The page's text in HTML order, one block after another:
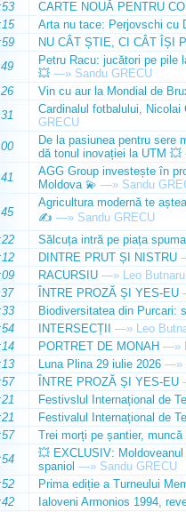
CARTE NOUĂ PENTRU
Arta nu tace: Perjovschi cu
NU CÂT ȘTIE, CI CÂT ÎȘI
Petru Racu: jucători pe pile
💥 —» Sandu GRECU
Vin cu aur la Mondial de
Cardinalul fotbalului,
GRECU
De la pasiunea pentru sere
dă tonul inovației la UTM 💥
AGG Group investește în
Moldova 💫 —» Sandu
Agricultura modernă te
✍️ —» Sandu GRECU
Sălcuța intră pe piața
DINTRE PRUT ȘI NISTRU
RACURSIU —» Leo Butnaru
ÎNTRE PROZĂ ȘI YES-EU
Biodiversitatea din Purcari:
INTERSECȚII —» Leo
PORTRET DE MONAH —»
Luna Plina 29 iulie 2026 —»
ÎNTRE PROZĂ ȘI YES-EU
Festivslul Internațional de
Festivalul Internațional de
Trei morți pe șantier, muncă
💥 EXCLUSIV:
spaniol —» Sandu GRECU
Prima ediție a Turneului
Ialoveni Armonios 1994,